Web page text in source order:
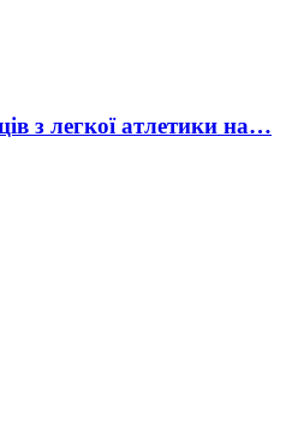
з легкої атлетики на…